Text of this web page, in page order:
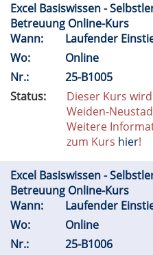
Excel Basiswissen -
Betreuung Online-Kurs
Wann:
Laufender
Wo:
Online
Nr.:
25-B1005
Status:
Dieser Kurs
Weiden-
Weitere
zum Kurs hier!
Excel Basiswissen -
Betreuung Online-Kurs
Wann:
Laufender
Wo:
Online
Nr.:
25-B1006